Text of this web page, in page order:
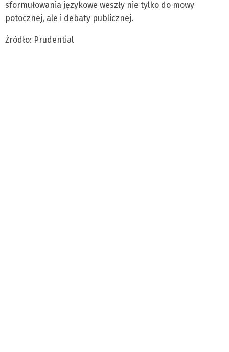
sformułowania językowe weszły nie tylko do mowy
potocznej, ale i debaty publicznej.
Źródło: Prudential